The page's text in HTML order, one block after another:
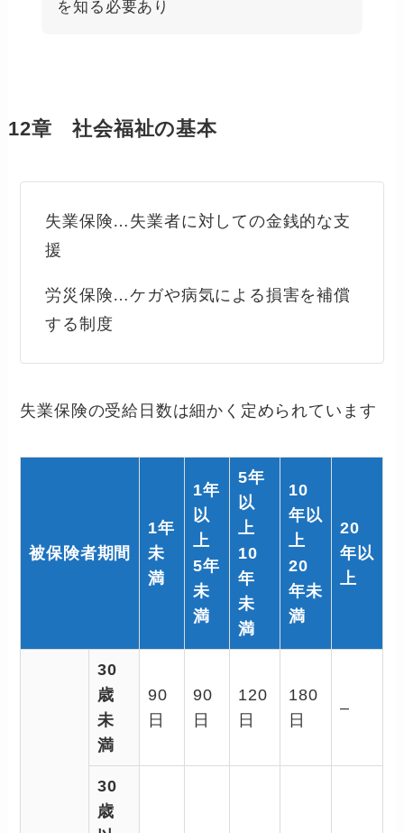
を知る必要あり
12章 社会福祉の基本
失業保険…失業者に対しての金銭的な支
援
労災保険…ケガや病気による損害を補償
する制度
失業保険の受給日数は細かく定められています
被保険者期間
1年
未
満
1年
以
上
5年
未
満
5年
以
上
10
年
未
満
10
年以
上
20
年未
満
20
年以
上
30
歳
未
満
90
日
90
日
120
日
180
日
–
30
歳